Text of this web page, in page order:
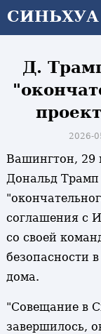
СИНЬХУА
СИНЬХУА
Д.
2026-
Вашингтон, 29
Дональд
соглашения с
со своей
безопасности
дома.
"Совещание в
завершилось,